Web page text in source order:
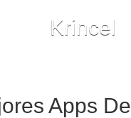
Krincel
Apps De